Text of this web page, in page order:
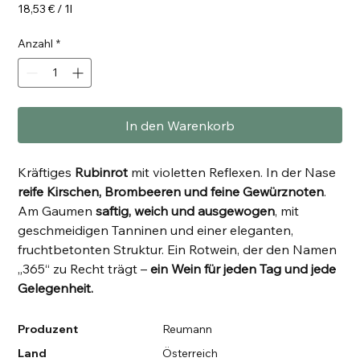
18,53 € / 1l
pro
1
Anzahl *
In den Warenkorb
Kräftiges Rubinrot mit violetten Reflexen. In der Nase
reife Kirschen, Brombeeren und feine Gewürznoten.
Am Gaumensaftig, weich und ausgewogen, mit
geschmeidigen Tanninen und einer eleganten,
fruchtbetonten Struktur. Ein Rotwein, der den Namen
„365“ zu Recht trägt –ein Wein für jeden Tag und jede
Gelegenheit.
Produzent
Reumann
Land
Österreich